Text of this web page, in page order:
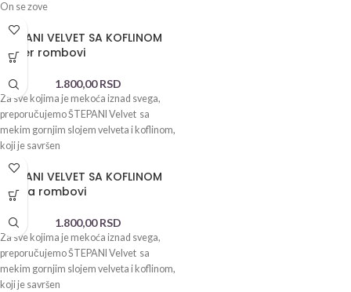
On se zove
ŠTEPANI VELVET SA KOFLINOM
puder rombovi
1.800,00RSD
Za sve kojima je mekoća iznad svega,
preporučujemo ŠTEPANI Velvet sa
mekim gornjim slojem velveta i koflinom,
koji je savršen
ŠTEPANI VELVET SA KOFLINOM
kajsija rombovi
1.800,00RSD
Za sve kojima je mekoća iznad svega,
preporučujemo ŠTEPANI Velvet sa
mekim gornjim slojem velveta i koflinom,
koji je savršen